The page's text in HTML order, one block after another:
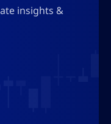
insights &